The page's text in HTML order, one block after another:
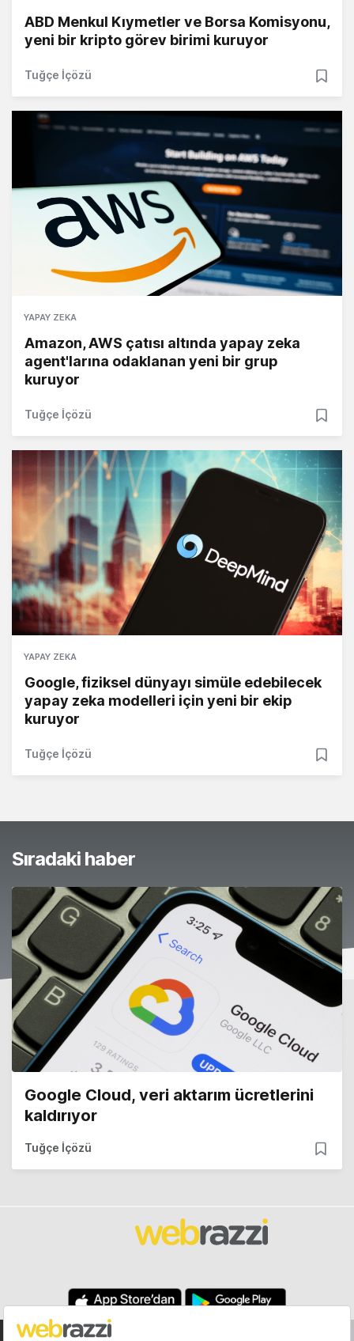
ABD Menkul Kıymetler ve Borsa Komisyonu,
yeni bir kripto görev birimi kuruyor
Tuğçe İçözü
YAPAY ZEKA
Amazon, AWS çatısı altında yapay zeka
agent'larına odaklanan yeni bir grup
kuruyor
Tuğçe İçözü
YAPAY ZEKA
Google, fiziksel dünyayı simüle edebilecek
yapay zeka modelleri için yeni bir ekip
kuruyor
Tuğçe İçözü
Sıradaki haber
Google Cloud, veri aktarım ücretlerini
kaldırıyor
Tuğçe İçözü